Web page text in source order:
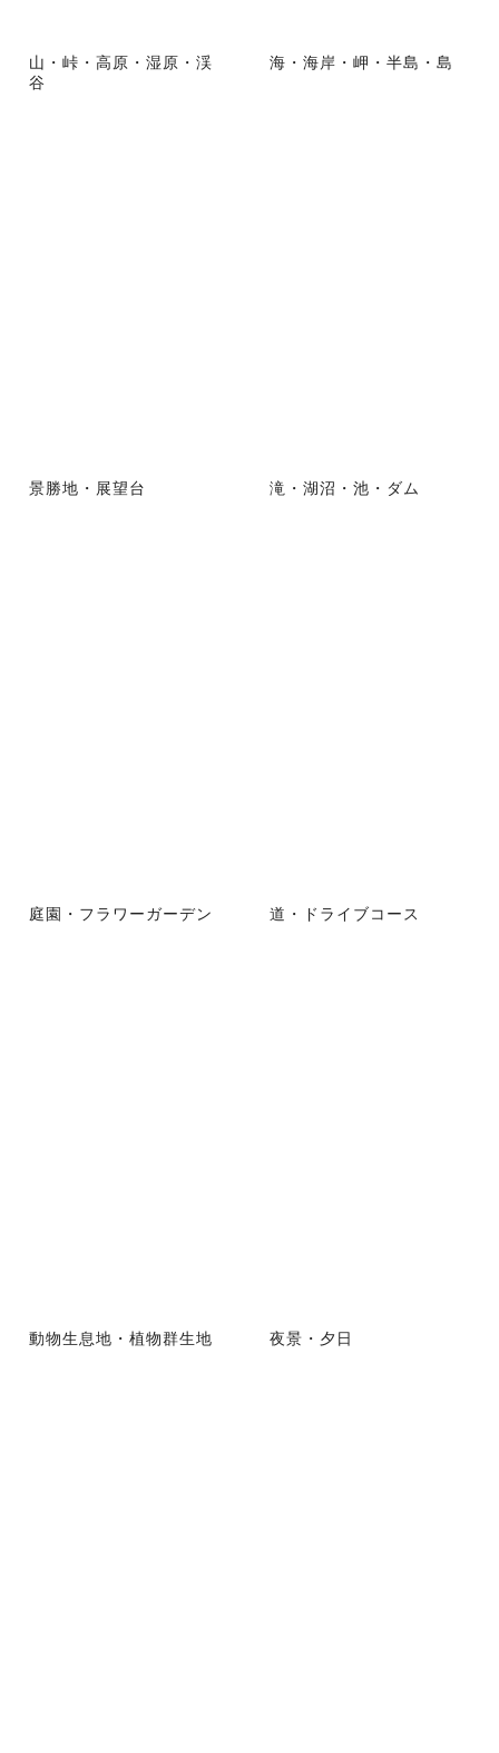
山・峠・高原・湿原・渓
谷
海・海岸・岬・半島・島
景勝地・展望台 滝・湖沼・池・ダム
庭園・フラワーガーデン 道・ドライブコース
動物生息地・植物群生地 夜景・夕日